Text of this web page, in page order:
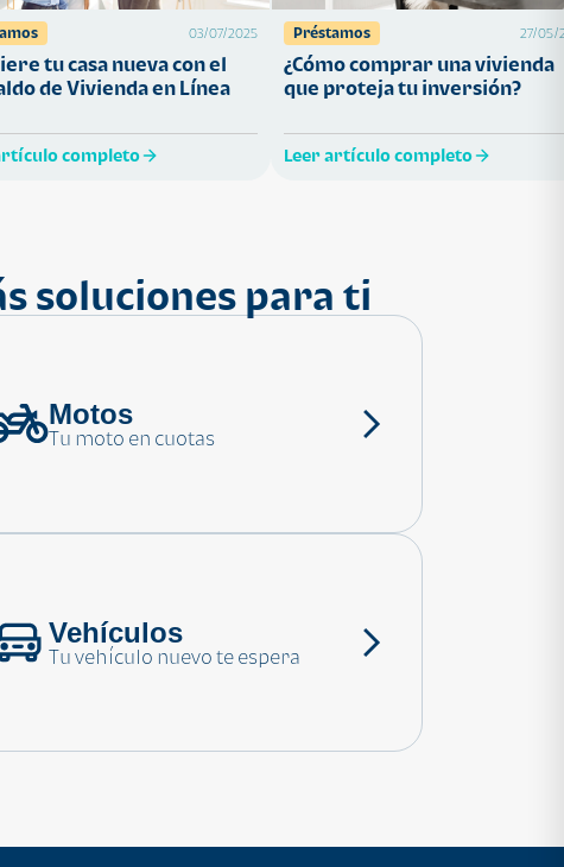
03/07/2025
tu casa nueva con el
de Vivienda en Línea
completo
Préstamos 27/05/
¿Cómo comprar una vivienda
que proteja tu inversión?
Leer artículo completo
soluciones para ti
Motos
Tu moto en cuotas
Vehículos
Tu vehículo nuevo te espera